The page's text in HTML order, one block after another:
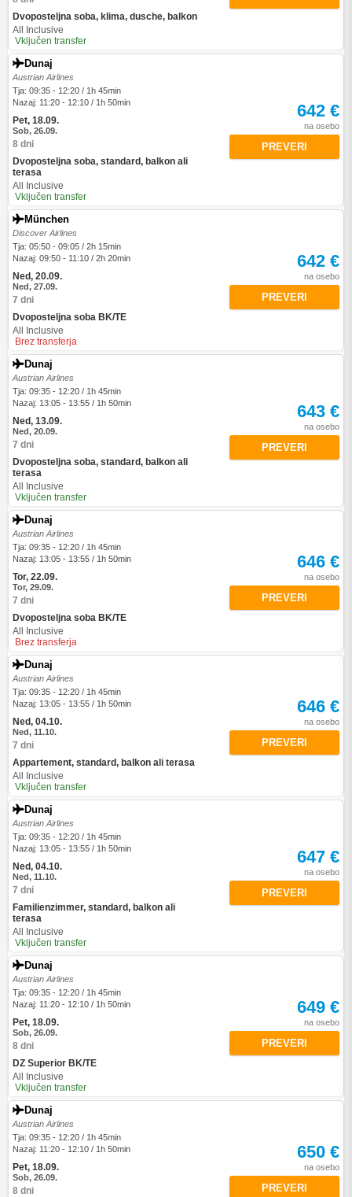
Dvoposteljna soba, klima, dusche, balkon
All Inclusive
Vključen transfer
Dunaj
Austrian Airlines
Tja: 09:35 - 12:20 / 1h 45min
Nazaj: 11:20 - 12:10 / 1h 50min
Pet, 18.09.
Sob, 26.09.
8 dni
Dvoposteljna soba, standard, balkon ali
terasa
All Inclusive
Vključen transfer
642 €
na osebo
PREVERI
München
Discover Airlines
Tja: 05:50 - 09:05 / 2h 15min
Nazaj: 09:50 - 11:10 / 2h 20min
Ned, 20.09.
Ned, 27.09.
7 dni
Dvoposteljna soba BK/TE
All Inclusive
Brez transferja
642 €
na osebo
PREVERI
Dunaj
Austrian Airlines
Tja: 09:35 - 12:20 / 1h 45min
Nazaj: 13:05 - 13:55 / 1h 50min
Ned, 13.09.
Ned, 20.09.
7 dni
Dvoposteljna soba, standard, balkon ali
terasa
All Inclusive
Vključen transfer
643 €
na osebo
PREVERI
Dunaj
Austrian Airlines
Tja: 09:35 - 12:20 / 1h 45min
Nazaj: 13:05 - 13:55 / 1h 50min
Tor, 22.09.
Tor, 29.09.
7 dni
Dvoposteljna soba BK/TE
All Inclusive
Brez transferja
646 €
na osebo
PREVERI
Dunaj
Austrian Airlines
Tja: 09:35 - 12:20 / 1h 45min
Nazaj: 13:05 - 13:55 / 1h 50min
Ned, 04.10.
Ned, 11.10.
7 dni
Appartement, standard, balkon ali terasa
All Inclusive
Vključen transfer
646 €
na osebo
PREVERI
Dunaj
Austrian Airlines
Tja: 09:35 - 12:20 / 1h 45min
Nazaj: 13:05 - 13:55 / 1h 50min
Ned, 04.10.
Ned, 11.10.
7 dni
Familienzimmer, standard, balkon ali
terasa
All Inclusive
Vključen transfer
647 €
na osebo
PREVERI
Dunaj
Austrian Airlines
Tja: 09:35 - 12:20 / 1h 45min
Nazaj: 11:20 - 12:10 / 1h 50min
Pet, 18.09.
Sob, 26.09.
8 dni
DZ Superior BK/TE
All Inclusive
Vključen transfer
649 €
na osebo
PREVERI
Dunaj
Austrian Airlines
Tja: 09:35 - 12:20 / 1h 45min
Nazaj: 11:20 - 12:10 / 1h 50min
Pet, 18.09.
Sob, 26.09.
8 dni
650 €
na osebo
PREVERI